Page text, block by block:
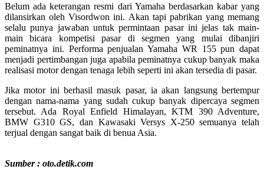
Belum ada keterangan resmi dari Yamaha berdasarkan kabar yang
dilansirkan oleh Visordwon ini. Akan tapi pabrikan yang memang
selalu punya jawaban untuk permintaan pasar ini jelas tak main-
main bicara kompetisi pasar di segmen yang mulai dibanjiri
peminatnya ini. Performa penjualan Yamaha WR 155 pun dapat
menjadi pertimbangan juga apabila peminatnya cukup banyak maka
realisasi motor dengan tenaga lebih seperti ini akan tersedia di pasar.
Jika motor ini berhasil masuk pasar, ia akan langsung bertempur
dengan nama-nama yang sudah cukup banyak dipercaya segmen
tersebut. Ada Royal Enfield Himalayan, KTM 390 Adventure,
BMW G310 GS, dan Kawasaki Versys X-250 semuanya telah
terjual dengan sangat baik di benua Asia.
Sumber : oto.detik.com